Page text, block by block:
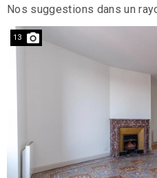
Nos suggestions dans un
13